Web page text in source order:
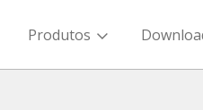
Produtos